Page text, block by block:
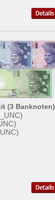
(3 Banknoten)